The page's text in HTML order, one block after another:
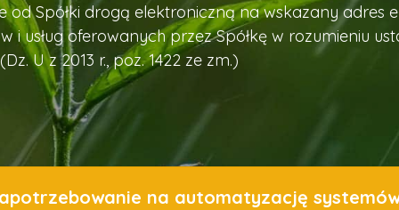
Spółki drogą elektroniczną na wskazany adres
usług oferowanych przez Spółkę w rozumieniu
U z 2013 r., poz. 1422 ze zm.)
na automatyzację